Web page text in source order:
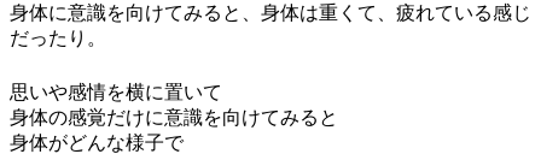
身体に意識を向けてみると、身体は重くて、疲れている感じ
だったり。
思いや感情を横に置いて
身体の感覚だけに意識を向けてみると
身体がどんな様子で